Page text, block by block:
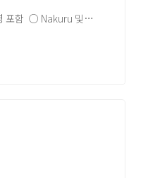
포함 ○ Nakuru 및